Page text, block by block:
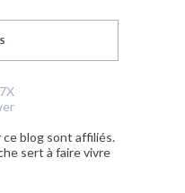
blog sont affiliés.
sert à faire vivre